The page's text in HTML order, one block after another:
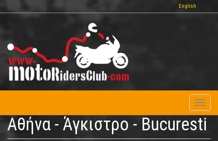
Παράκαμψη
προς
περιεχόμενο
English
Αθήνα - Άγκιστρο - Bucuresti